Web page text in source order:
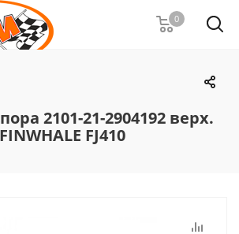
0
2101-21-2904192 верх.
FINWHALE FJ410